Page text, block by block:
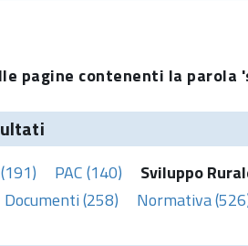
pagine contenenti la
PAC (140) Sviluppo
Documenti (258) Normativa